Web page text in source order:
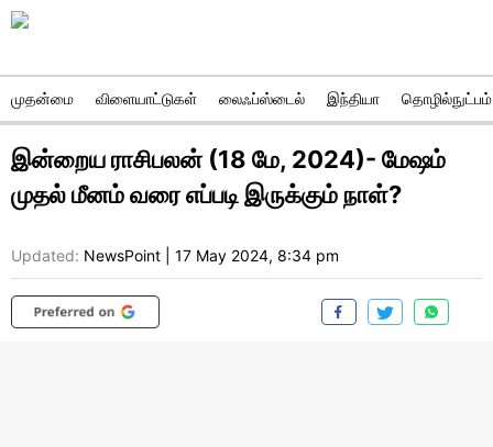
முதன்மை விளையாட்டுகள் லைஃப்ஸ்டைல் இந்தியா தொழில்நுட்பம்
இன்றைய ராசிபலன் (18 மே, 2024)- மேஷம்
முதல் மீனம் வரை எப்படி இருக்கும் நாள்?
Updated: NewsPoint 17 May 2024, 8:34 pm